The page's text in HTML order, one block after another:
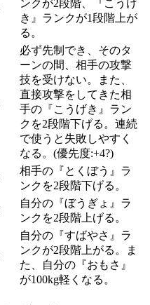
ンクが2段階、『こうげ
き』ランクが1段階上が
る。
必ず先制でき、そのタ
ーンの間、相手の攻撃
技を受けない。また、
直接攻撃をしてきた相
手の『こうげき』ラン
クを2段階下げる。連続
で使うと失敗しやすく
なる。(優先度:+4?)
相手の『とくぼう』ラ
ンクを2段階下げる。
自分の『ぼうぎょ』ラ
ンクを2段階上げる。
自分の『すばやさ』ラ
ンクが2段階上がる。ま
た、自分の『おもさ』
が100kg軽くなる。